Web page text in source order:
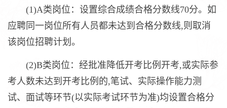
(1)A类岗位：设置综合成绩合格分数线70分。如
应聘同一岗位所有人员都未达到合格分数线,则取消
该岗位招聘计划。
(2)B类岗位：经批准降低开考比例开考,或实际参
考人数未达到开考比例的,笔试、实际操作能力测
试、面试等环节(以实际考试环节为准)均设置合格分